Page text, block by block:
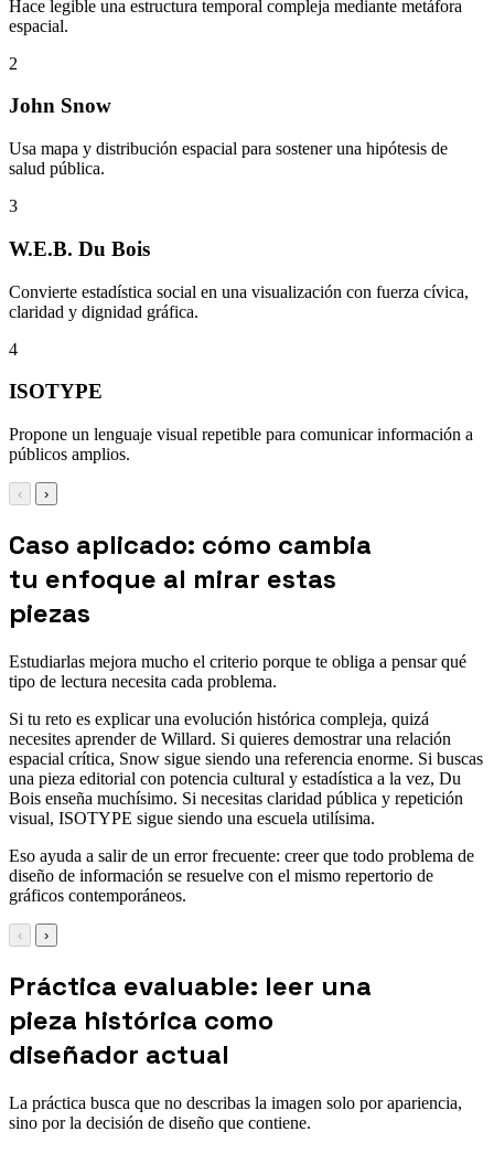
Hace legible una estructura temporal compleja mediante metáfora
espacial.
2
John Snow
Usa mapa y distribución espacial para sostener una hipótesis de
salud pública.
3
W.E.B. Du Bois
Convierte estadística social en una visualización con fuerza cívica,
claridad y dignidad gráfica.
4
ISOTYPE
Propone un lenguaje visual repetible para comunicar información a
públicos amplios.
‹ ›
Caso aplicado: cómo cambia
tu enfoque al mirar estas
piezas
Estudiarlas mejora mucho el criterio porque te obliga a pensar qué
tipo de lectura necesita cada problema.
Si tu reto es explicar una evolución histórica compleja, quizá
necesites aprender de Willard. Si quieres demostrar una relación
espacial crítica, Snow sigue siendo una referencia enorme. Si buscas
una pieza editorial con potencia cultural y estadística a la vez, Du
Bois enseña muchísimo. Si necesitas claridad pública y repetición
visual, ISOTYPE sigue siendo una escuela utilísima.
Eso ayuda a salir de un error frecuente: creer que todo problema de
diseño de información se resuelve con el mismo repertorio de
gráficos contemporáneos.
‹ ›
Práctica evaluable: leer una
pieza histórica como
diseñador actual
La práctica busca que no describas la imagen solo por apariencia,
sino por la decisión de diseño que contiene.